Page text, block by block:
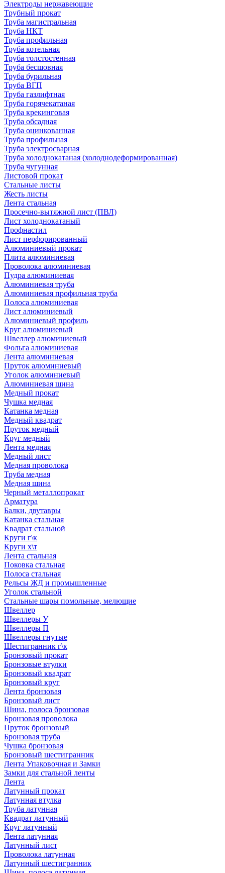
Электроды нержавеющие
Трубный прокат
Труба магистральная
Труба НКТ
Труба профильная
Труба котельная
Труба толстостенная
Труба бесшовная
Труба бурильная
Труба ВГП
Труба газлифтная
Труба горячекатаная
Труба крекинговая
Труба обсадная
Труба оцинкованная
Труба профильная
Труба электросварная
Труба холоднокатаная (холоднодеформированная)
Труба чугунная
Листовой прокат
Стальные листы
Жесть листы
Лента стальная
Просечно-вытяжной лист (ПВЛ)
Лист холоднокатаный
Профнастил
Лист перфорированный
Алюминиевый прокат
Плита алюминиевая
Проволока алюминиевая
Пудра алюминиевая
Алюминиевая труба
Алюминиевая профильная труба
Полоса алюминиевая
Лист алюминиевый
Алюминиевый профиль
Круг алюминиевый
Швеллер алюминиевый
Фольга алюминиевая
Лента алюминиевая
Пруток алюминиевый
Уголок алюминиевый
Алюминиевая шина
Медный прокат
Чушка медная
Катанка медная
Медный квадрат
Пруток медный
Круг медный
Лента медная
Медный лист
Медная проволока
Труба медная
Медная шина
Черный металлопрокат
Арматура
Балки, двутавры
Катанка стальная
Квадрат стальной
Круги г\к
Круги х\т
Лента стальная
Поковка стальная
Полоса стальная
Рельсы ЖД и промышленные
Уголок стальной
Стальные шары помольные, мелющие
Швеллер
Швеллеры У
Швеллеры П
Швеллеры гнутые
Шестигранник г\к
Бронзовый прокат
Бронзовые втулки
Бронзовый квадрат
Бронзовый круг
Лента бронзовая
Бронзовый лист
Шина, полоса бронзовая
Бронзовая проволока
Пруток бронзовый
Бронзовая труба
Чушка бронзовая
Бронзовый шестигранник
Лента Упаковочная и Замки
Замки для стальной ленты
Лента
Латунный прокат
Латунная втулка
Труба латунная
Квадрат латунный
Круг латунный
Лента латунная
Латунный лист
Проволока латунная
Латунный шестигранник